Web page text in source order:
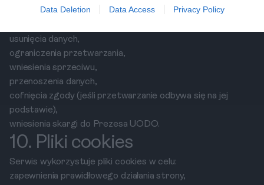
Data Deletion Data Access Privacy Policy
dostępu do danych,
usunięcia danych,
ograniczenia przetwarzania,
wniesienia sprzeciwu,
przenoszenia danych,
cofnięcia zgody (jeśli przetwarzanie odbywa się na jej
podstawie),
wniesienia skargi do Prezesa UODO.
10. Pliki cookies
Serwis wykorzystuje pliki cookies w celu:
zapewnienia prawidłowego działania strony,